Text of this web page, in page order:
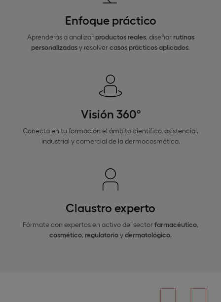
Enfoque práctico
Aprenderás a analizarproductos reales, diseñar rutinas
personalizadasy resolvercasos prácticos aplicados.
Visión 360º
Conecta en tu formación el ámbito científico, asistencial,
industrial y comercial de la dermocosmética.
Claustro experto
Fórmate con expertos en activo del sectorfarmacéutico,
cosmético, regulatorioydermatológico.